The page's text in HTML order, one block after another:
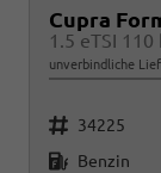
Cupra
1.5 eTSI 110
unverbindliche
Fahrzeugnr. 34225
Kraftstoff Benzin